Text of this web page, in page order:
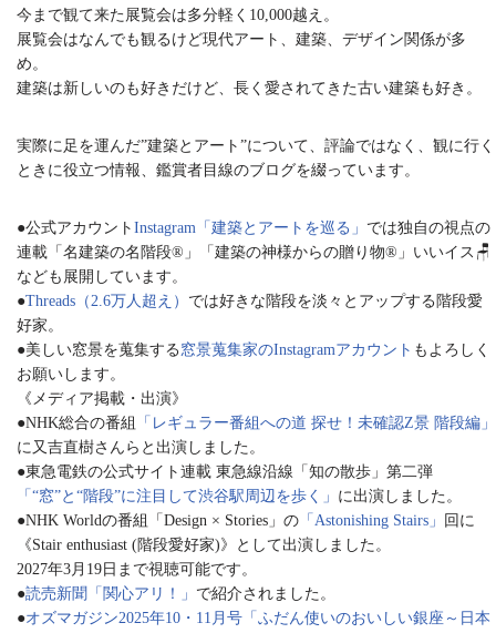
今まで観て来た展覧会は多分軽く10,000越え。
展覧会はなんでも観るけど現代アート、建築、デザイン関係が多
め。
建築は新しいのも好きだけど、長く愛されてきた古い建築も好き。
実際に足を運んだ”建築とアート”について、評論ではなく、観に行く
ときに役立つ情報、鑑賞者目線のブログを綴っています。
●公式アカウント Instagram「建築とアートを巡る」 では独自の視点の
連載「名建築の名階段®︎」「建築の神様からの贈り物®︎」いいイス🪑
なども展開しています。
●Threads（2.6万人超え） では好きな階段を淡々とアップする階段愛
好家。
●美しい窓景を蒐集する 窓景蒐集家のInstagramアカウント もよろしく
お願いします。
《メディア掲載・出演》
●NHK総合の番組
「レギュラー番組への道 探せ！未確認Z景 階段編」
に又吉直樹さんらと出演しました。
●東急電鉄の公式サイト連載 東急線沿線「知の散歩」第二弾
「“窓”と“階段”に注目して渋谷駅周辺を歩く」 に出演しました。
●NHK Worldの番組「Design × Stories」の 「Astonishing Stairs」
回に
《Stair enthusiast (階段愛好家)》として出演しました。
2027年3月19日まで視聴可能です。
●読売新聞「関心アリ！」 で紹介されました。
●オズマガジン2025年10・11月号「ふだん使いのおいしい銀座～日本